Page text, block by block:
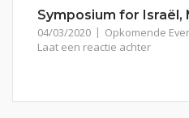
Symposium for Israël,
04/03/2020 Opkomende
Laat een reactie achter